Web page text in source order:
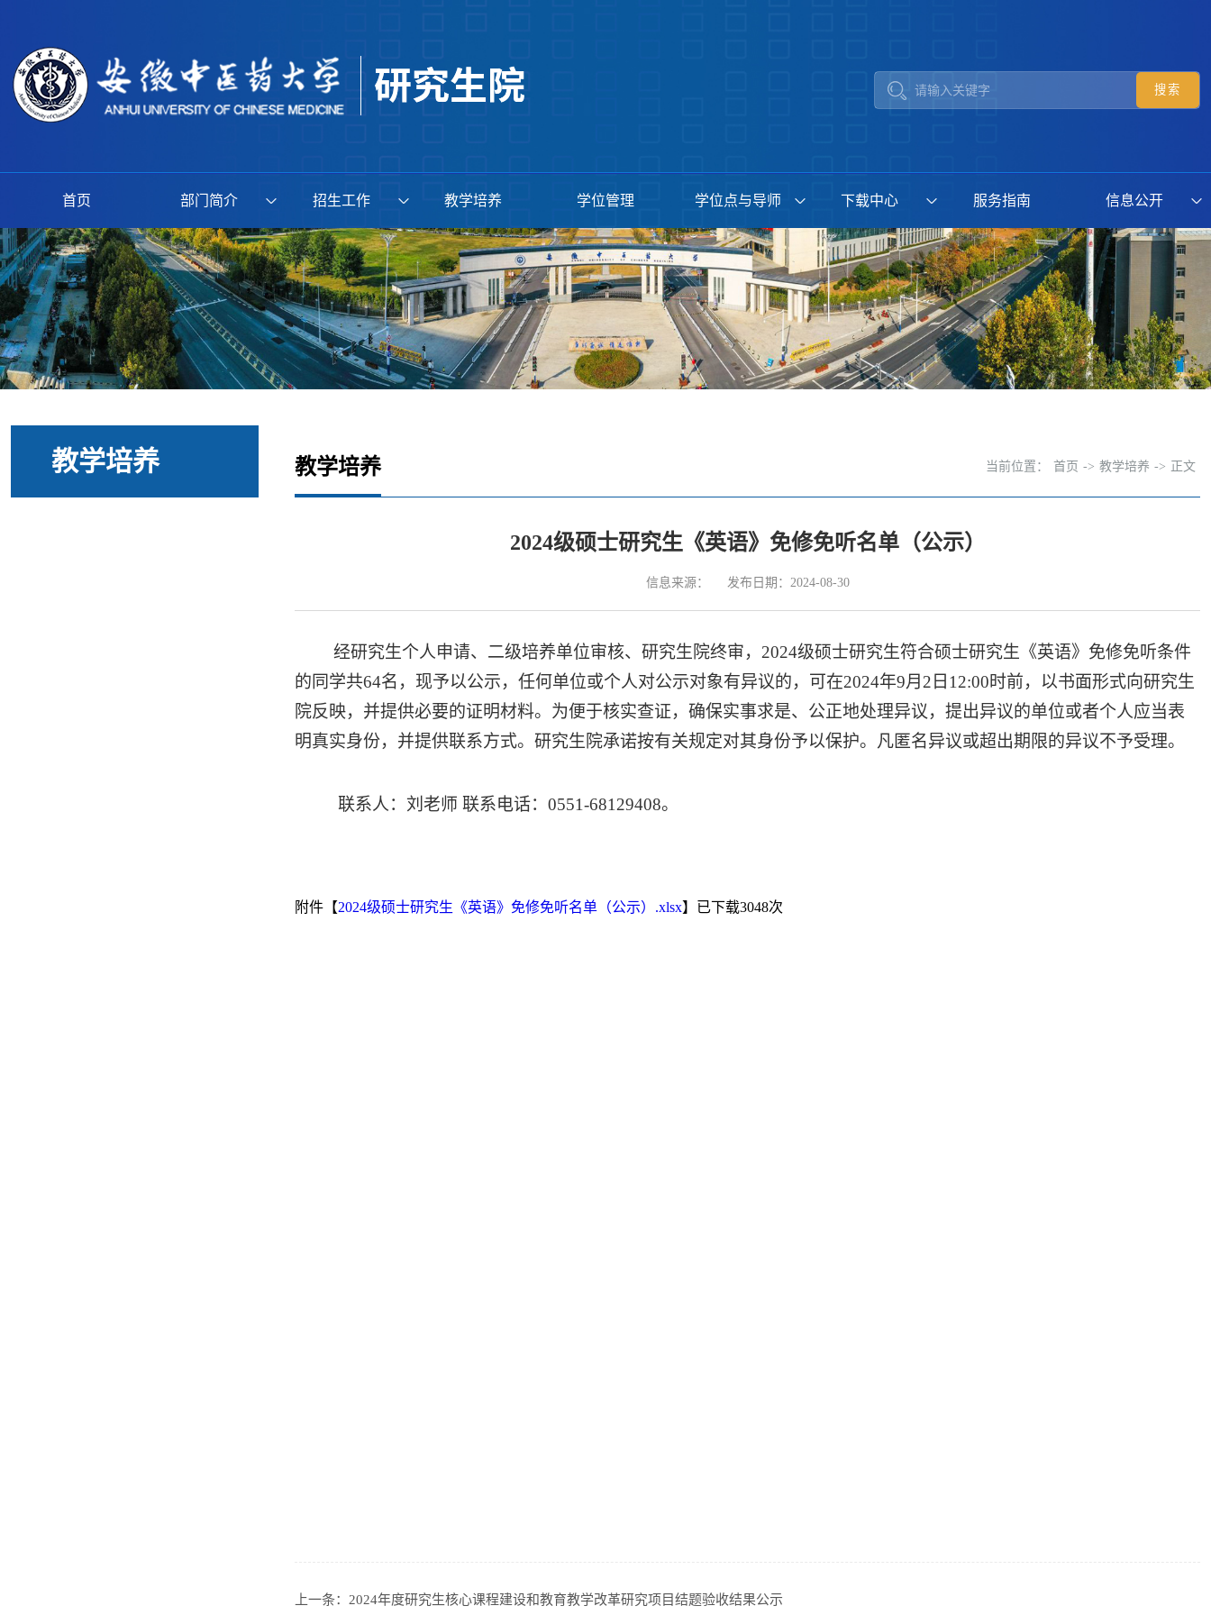
首页 部门简介 招生工作 教学培养 学位管理 学位点与导师 下载中心 服务指南 信息公开
教学培养 教学培养 当前位置： 首页 -> 教学培养 -> 正文
2024级硕士研究生《英语》免修免听名单（公示）
信息来源： 发布日期：2024-08-30
经研究生个人申请、二级培养单位审核、研究生院终审， 2024级硕士研究生符合硕士研究生《英语》免修免听条件
的同学共64名，现予以公示，任何单位或个人对公示对象有异议的，可在2024年9月 2 日 12:00时前，以书面形式向研究生
院反映，并提供必要的证明材料。为便于核实查证，确保实事求是、公正地处理异议，提出异议的单位或者个人应当表
明真实身份，并提供联系方式。研究生院承诺按有关规定对其身份予以保护。凡匿名异议或超出期限的异议不予受理。
联系人：刘老师 联系电话： 0551-68129408。
附件【2024级硕士研究生《英语》免修免听名单（公示）.xlsx】已下载3048次
上一条： 2024年度研究生核心课程建设和教育教学改革研究项目结题验收结果公示